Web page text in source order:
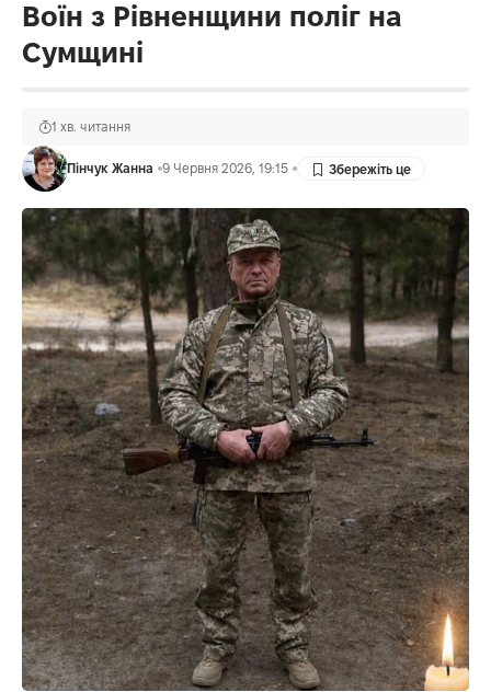
Воїн з Рівненщини поліг на
Сумщині
Пінчук Жанна 9 Червня 2026, 19:15
1 хв. читання